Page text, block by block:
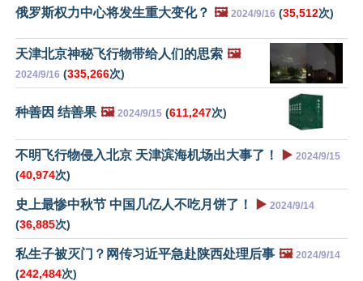
俄罗斯权力中心将发生重大变化？ 🖼️ 2024/9/16 (35,512次)
天津北京神秘飞行物带给人们的思索 🖼️
2024/9/16 (335,266次)
种善因 结善果 🖼️ 2024/9/15 (611,247次)
不明飞行物侵入北京 天津滨海机场出大事了！ ▶️ 2024/9/15
(40,974次)
史上最惨中秋节 中国几亿人不吃月饼了！ ▶️ 2024/9/14
(36,885次)
私生子被灭门？网传习近平急赴陕西处理后事 🖼️ 2024/9/14
(242,484次)